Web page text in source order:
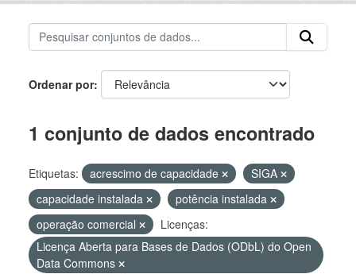
Ordenar por
1 conjunto de dados encontrado
Etiquetas: acrescimo de capacidade
SIGA
capacidade instalada
potência instalada
operação comercial
Licenças:
Licença Aberta para Bases de Dados (ODbL) do Open
Data Commons